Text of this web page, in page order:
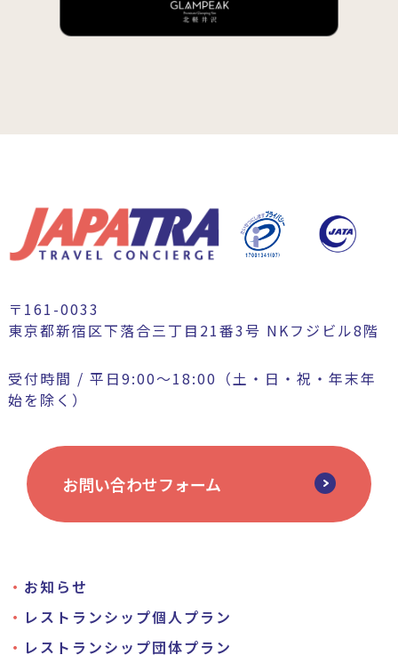
〒161-0033
東京都新宿区下落合三丁目21番3号 NKフジビル8階
受付時間 / 平日9:00〜18:00（土・日・祝・年末年
始を除く）
お問い合わせフォーム
お知らせ
レストランシップ個人プラン
レストランシップ団体プラン